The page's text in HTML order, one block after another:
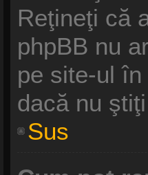
Reţineţi că
phpBB nu
pe site-ul
dacă nu
Sus